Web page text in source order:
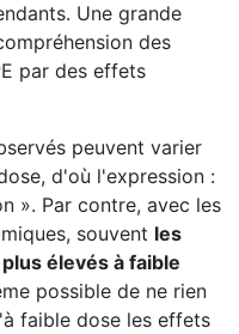
Une grande
des
par des effets
peuvent varier
d'où l'expression :
». Par contre, avec les
souvent les
élevés à faible
possible de ne rien
faible dose les effets